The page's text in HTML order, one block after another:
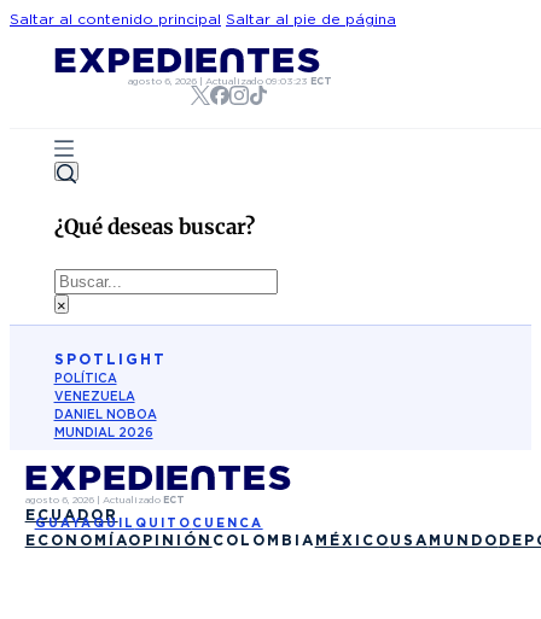
Saltar al contenido principal Saltar al pie de página
agosto 6, 2026| Actualizado 09:03:23 ECT
¿Qué deseas buscar?
Buscar
×
SPOTLIGHT
POLÍTICA
VENEZUELA
DANIEL NOBOA
MUNDIAL 2026
agosto 6, 2026| Actualizado ECT
ECUADOR
GUAYAQUIL QUITO CUENCA
ECONOMÍAOPINIÓN COLOMBIA MÉXICO USA MUNDO